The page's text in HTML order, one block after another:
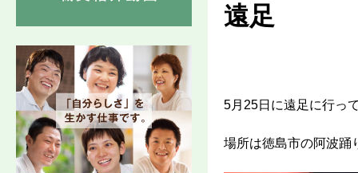
遠足
5月25日に遠足に行っ
場所は徳島市の阿波踊